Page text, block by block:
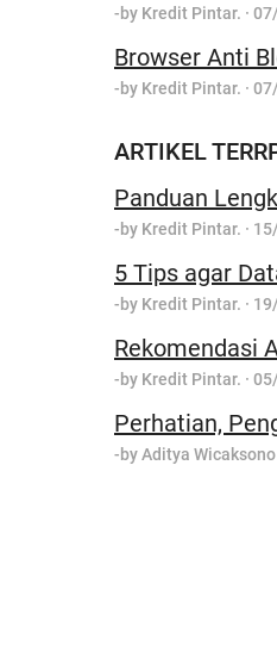
-by Kredit Pintar. ·
Browser Anti
-by Kredit Pintar. ·
ARTIKEL
Panduan
-by Kredit Pintar. ·
5 Tips agar
-by Kredit Pintar. ·
Rekomendasi
-by Kredit Pintar. ·
Perhatian,
-byAditya Wicaksono